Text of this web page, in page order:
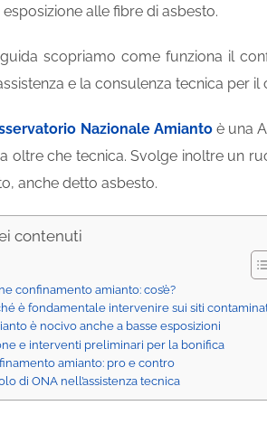
esposizione alle fibre di asbesto.
guida scopriamo come funziona il
e la consulenza tecnica per
Nazionale Amiantoè una
oltre che tecnica. Svolge inoltre un
anche detto asbesto.
contenuti
confinamento amianto: cos’è?
è fondamentale intervenire sui siti
è nocivo anche a basse esposizioni
e interventi preliminari per la bonifica
amianto: pro e contro
di ONA nell’assistenza tecnica